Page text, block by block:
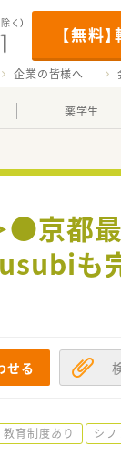
【無料
く）
企業の皆様へ
薬学生
●京都
も
せる
教育制度あり シフ